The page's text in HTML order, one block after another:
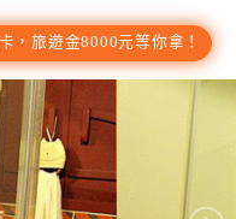
，旅遊金8000元等你拿！